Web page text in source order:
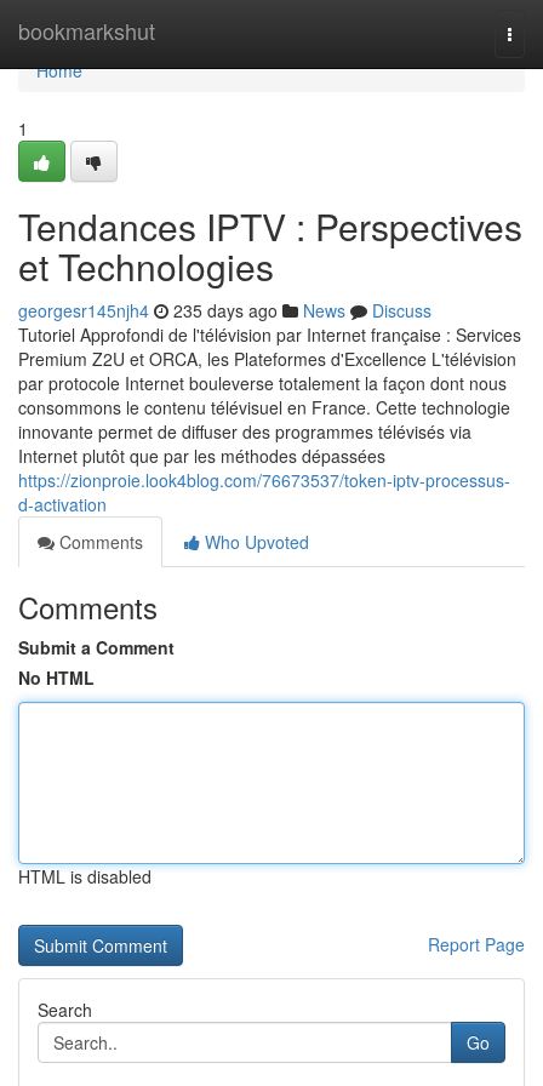
bookmarkshut
Home
Home
1
Tendances IPTV : Perspectives
et Technologies
georgesr145njh4 235 days ago News
Discuss
Tutoriel Approfondi de l'télévision par Internet française : Services
Premium Z2U et ORCA, les Plateformes d'Excellence L'télévision
par protocole Internet bouleverse totalement la façon dont nous
consommons le contenu télévisuel en France. Cette technologie
innovante permet de diffuser des programmes télévisés via
Internet plutôt que par les méthodes dépassées
https://zionproie.look4blog.com/76673537/token-iptv-processus-
d-activation
Comments
Who Upvoted
Comments
Submit a Comment
No HTML
HTML is disabled
Report Page
Search
Go